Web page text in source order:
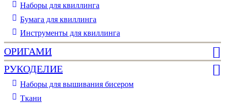
Наборы для квиллинга
Бумага для квиллинга
Инструменты для квиллинга
ОРИГАМИ
РУКОДЕЛИЕ
Наборы для вышивания бисером
Ткани